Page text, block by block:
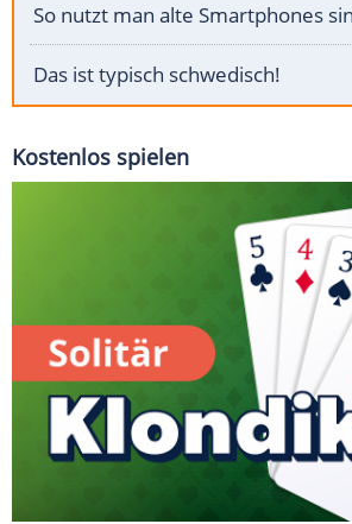
So nutzt man alte Smartphones
Das ist typisch schwedisch!
Kostenlos spielen